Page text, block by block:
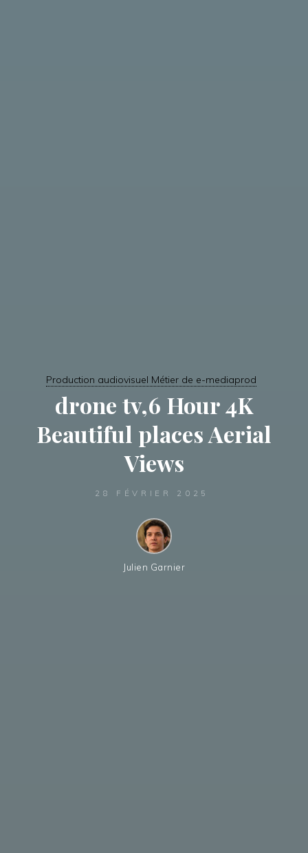
Production audiovisuel Métier de e-mediaprod
drone tv,6 Hour 4K
Beautiful places Aerial
Views
28 FÉVRIER 2025
Julien Garnier